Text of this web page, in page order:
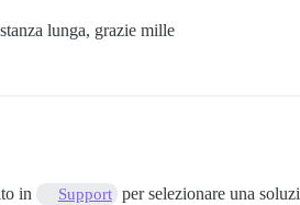
lunga, grazie mille
in Support per selezionare una